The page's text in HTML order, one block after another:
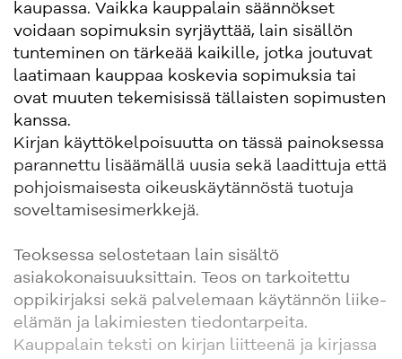
kaupassa. Vaikka kauppalain säännökset
voidaan sopimuksin syrjäyttää, lain sisällön
tunteminen on tärkeää kaikille, jotka joutuvat
laatimaan kauppaa koskevia sopimuksia tai
ovat muuten tekemisissä tällaisten sopimusten
kanssa.
Kirjan käyttökelpoisuutta on tässä painoksessa
parannettu lisäämällä uusia sekä laadittuja että
pohjoismaisesta oikeuskäytännöstä tuotuja
soveltamisesimerkkejä.
Teoksessa selostetaan lain sisältö
asiakokonaisuuksittain. Teos on tarkoitettu
oppikirjaksi sekä palvelemaan käytännön liike-
elämän ja lakimiesten tiedontarpeita.
Kauppalain teksti on kirjan liitteenä ja kirjassa